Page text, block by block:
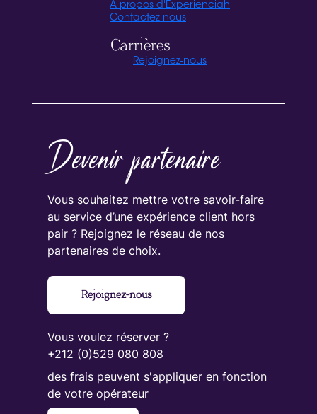
A propos d'Experienciah
Contactez-nous
Carrières
Rejoignez-nous
Devenir partenaire
Vous souhaitez mettre votre savoir-faire
au service d’une expérience client hors
pair ? Rejoignez le réseau de nos
partenaires de choix.
Rejoignez-nous
Vous voulez réserver ?
+212 (0)529 080 808
des frais peuvent s'appliquer en fonction
de votre opérateur